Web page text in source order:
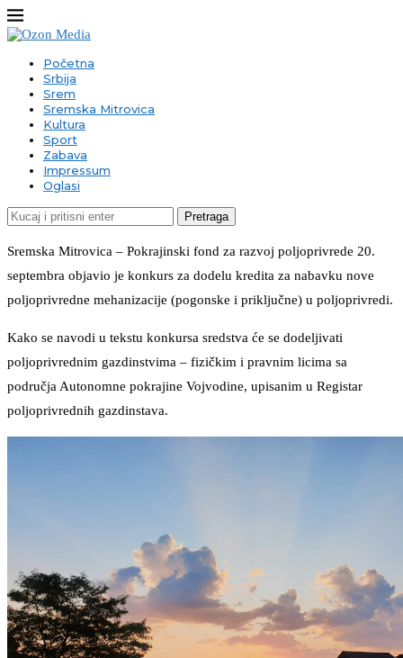
Početna
Srbija
Srem
Sremska Mitrovica
Kultura
Sport
Zabava
Impressum
Oglasi
Pretraga
Sremska Mitrovica – Pokrajinski fond za razvoj poljoprivrede 20.
septembra objavio je konkurs za dodelu kredita za nabavku nove
poljoprivredne mehanizacije (pogonske i priključne) u poljoprivredi.
Kako se navodi u tekstu konkursa sredstva će se dodeljivati
poljoprivrednim gazdinstvima – fizičkim i pravnim licima sa
područja Autonomne pokrajine Vojvodine, upisanim u Registar
poljoprivrednih gazdinstava.